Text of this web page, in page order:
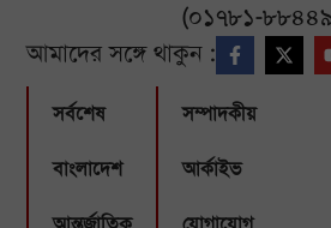
(০১৭৮১-
আমাদের সঙ্গে থাকুন :
সর্বশেষ
বাংলাদেশ
সম্পাদকীয়
আর্কাইভ